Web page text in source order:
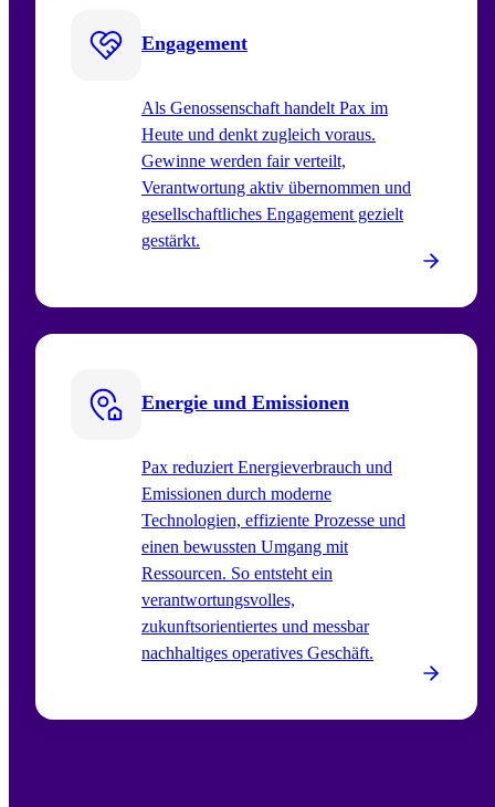
Engagement
Als Genossenschaft handelt Pax im
Heute und denkt zugleich voraus.
Gewinne werden fair verteilt,
Verantwortung aktiv übernommen und
gesellschaftliches Engagement gezielt
gestärkt.
Energie und Emissionen
Pax reduziert Energieverbrauch und
Emissionen durch moderne
Technologien, effiziente Prozesse und
einen bewussten Umgang mit
Ressourcen. So entsteht ein
verantwortungsvolles,
zukunftsorientiertes und messbar
nachhaltiges operatives Geschäft.